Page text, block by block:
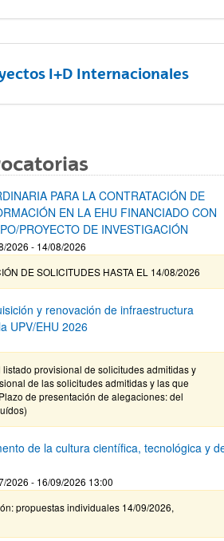
I+D Internacionales
PARA LA CONTRATACIÓN DE
EN LA EHU FINANCIADO CON
PROYECTO DE INVESTIGACIÓN
2026 - 14/08/2026
DE SOLICITUDES HASTA EL 14/08/2026
y renovación de infraestructura
UPV/EHU 2026
provisional de solicitudes admitidas y
de las solicitudes admitidas y las que
de presentación de alegaciones: del
de la cultura científica, tecnológica y
2026 - 16/09/2026 13:00
propuestas individuales 14/09/2026,